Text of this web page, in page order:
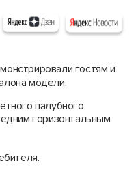
гостям и
модели:
палубного
горизонтальным